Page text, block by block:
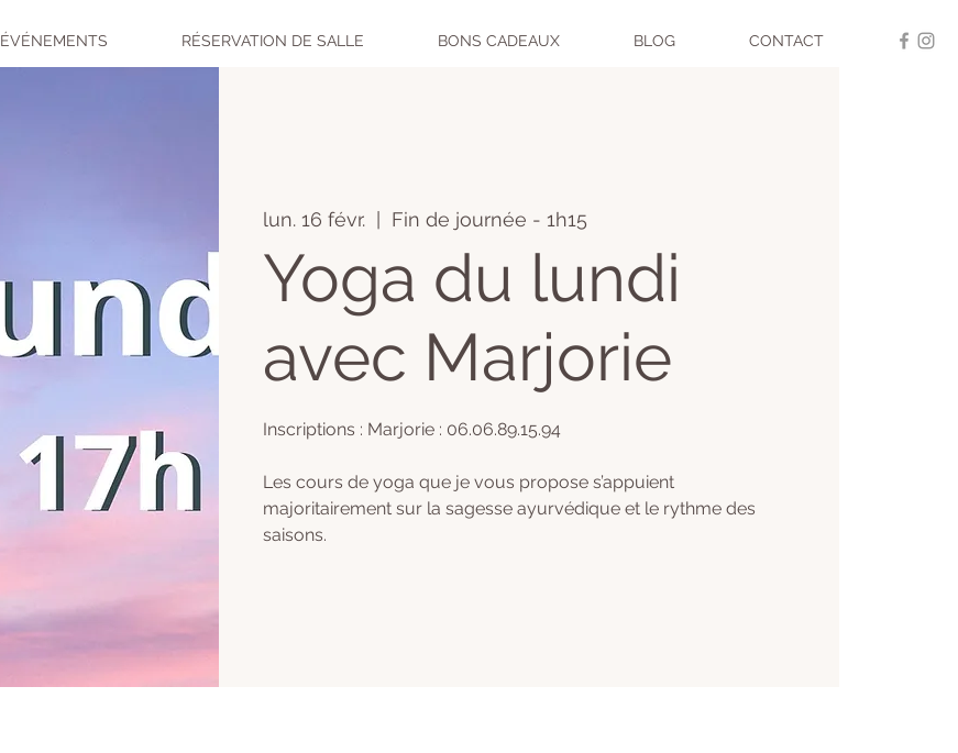
ÉVÉNEMENTS RÉSERVATION DE SALLE BONS CADEAUX BLOG CONTACT
lun. 16 févr.
  |
Fin de journée - 1h15
Yoga du lundi
avec Marjorie
Inscriptions : Marjorie : 06.06.89.15.94
Les cours de yoga que je vous propose s’appuient
majoritairement sur la sagesse ayurvédique et le rythme des
saisons.